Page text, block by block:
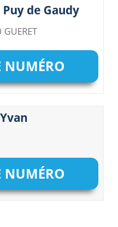
de Gaudy
NUMÉRO
NUMÉRO